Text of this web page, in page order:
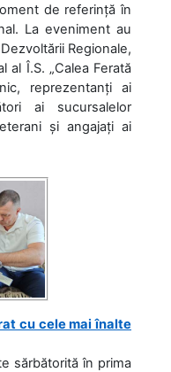
de referință în
La eveniment au
Regionale,
al Î.S. „Calea Ferată
reprezentanți ai
ai sucursalelor
și angajați ai
cu cele mai înalte
sărbătorită în prima